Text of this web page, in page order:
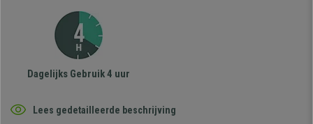
Dagelijks Gebruik 4 uur
Lees gedetailleerde beschrijving